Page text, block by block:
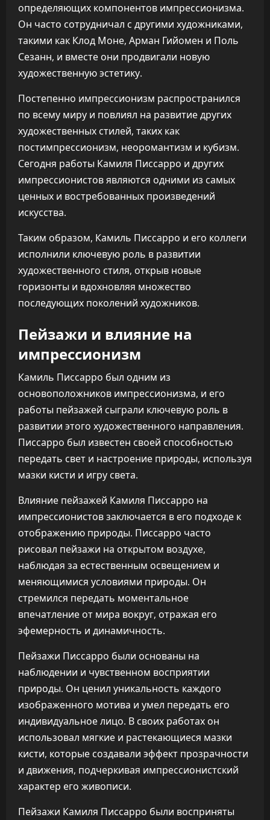
определяющих компонентов импрессионизма.
Он часто сотрудничал с другими художниками,
такими как Клод Моне, Арман Гийомен и Поль
Сезанн, и вместе они продвигали новую
художественную эстетику.
Постепенно импрессионизм распространился
по всему миру и повлиял на развитие других
художественных стилей, таких как
постимпрессионизм, неоромантизм и кубизм.
Сегодня работы Камиля Писсарро и других
импрессионистов являются одними из самых
ценных и востребованных произведений
искусства.
Таким образом, Камиль Писсарро и его коллеги
исполнили ключевую роль в развитии
художественного стиля, открыв новые
горизонты и вдохновляя множество
последующих поколений художников.
Пейзажи и влияние на
импрессионизм
Камиль Писсарро был одним из
основоположников импрессионизма, и его
работы пейзажей сыграли ключевую роль в
развитии этого художественного направления.
Писсарро был известен своей способностью
передать свет и настроение природы, используя
мазки кисти и игру света.
Влияние пейзажей Камиля Писсарро на
импрессионистов заключается в его подходе к
отображению природы. Писсарро часто
рисовал пейзажи на открытом воздухе,
наблюдая за естественным освещением и
меняющимися условиями природы. Он
стремился передать моментальное
впечатление от мира вокруг, отражая его
эфемерность и динамичность.
Пейзажи Писсарро были основаны на
наблюдении и чувственном восприятии
природы. Он ценил уникальность каждого
изображенного мотива и умел передать его
индивидуальное лицо. В своих работах он
использовал мягкие и растекающиеся мазки
кисти, которые создавали эффект прозрачности
и движения, подчеркивая импрессионистский
характер его живописи.
Пейзажи Камиля Писсарро были восприняты